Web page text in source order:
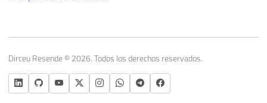
Dirceu Resende © 2026. Todos los derechos reservados.